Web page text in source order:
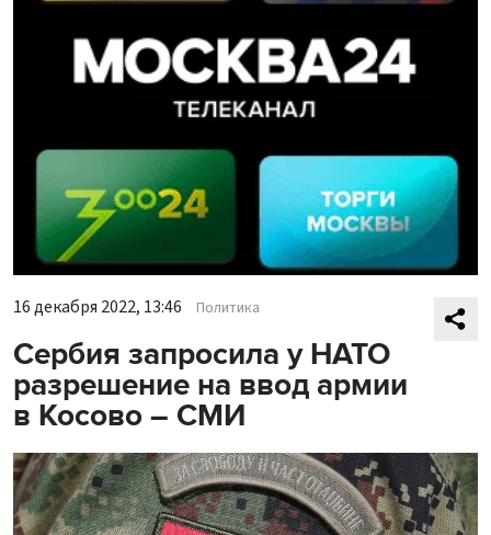
16 декабря 2022, 13:46 Политика
Сербия запросила у НАТО
разрешение на ввод армии
в Косово – СМИ